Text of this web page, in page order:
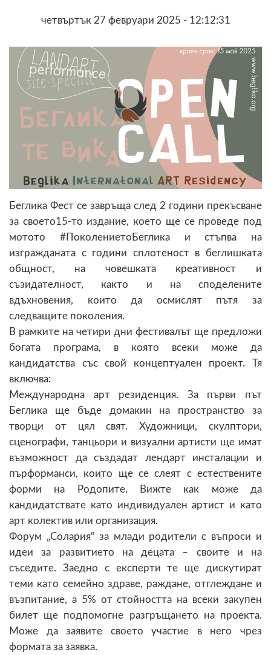
четвъртък 27 февруари 2025 - 12:12:31
Беглика Фест се завръща след 2 години прекъсване
за своето15-то издание, което ще се проведе под
мотото #ПоколениетоБеглика и стъпва на
изгражданата с години сплотеност в беглишката
общност, на човешката креативност и
съзидателност, както и на споделените
вдъхновения, които да осмислят пътя за
следващите поколения.
В рамките на четири дни фестивалът ще предложи
богата програма, в която всеки може да
кандидатства със свой концептуален проект. Тя
включва:
Международна арт резиденция. За първи път
Беглика ще бъде домакин на пространство за
творци от цял свят. Художници, скулптори,
сценографи, танцьори и визуални артисти ще имат
възможност да създадат лендарт инсталации и
пърформанси, които ще се слеят с естествените
форми на Родопите. Вижте как може да
кандидатствате като индивидуален артист и като
арт колектив или организация.
Форум „Солария“ за млади родители с въпроси и
идеи за развитието на децата – своите и на
съседите. Заедно с експерти те ще дискутират
теми като семейно здраве, раждане, отглеждане и
възпитание, а 5% от стойността на всеки закупен
билет ще подпомогне разгръщането на проекта.
Може да заявите своето участие в него чрез
формата за заявка.